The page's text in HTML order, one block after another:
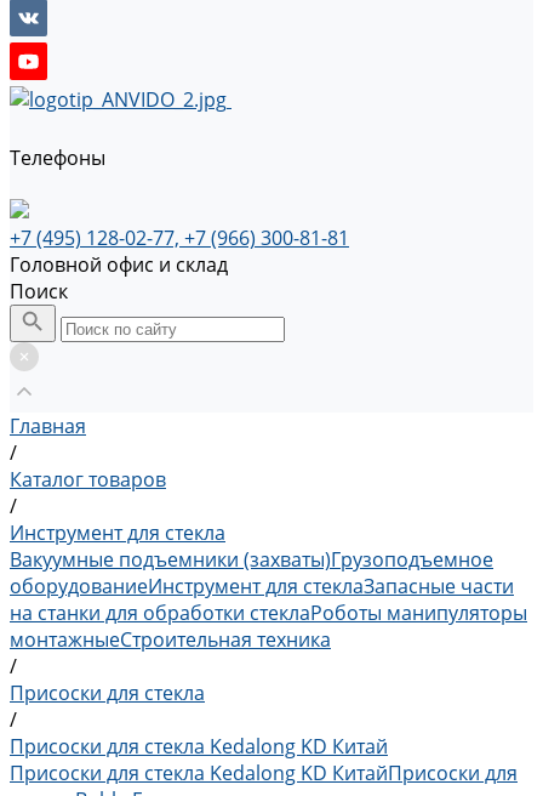
Телефоны
+7 (495) 128-02-77, +7 (966) 300-81-81
Головной офис и склад
Поиск
Главная
/
Каталог товаров
/
Инструмент для стекла
Вакуумные подъемники (захваты)Грузоподъемное
оборудованиеИнструмент для стеклаЗапасные части
на станки для обработки стеклаРоботы манипуляторы
монтажныеСтроительная техника
/
Присоски для стекла
/
Присоски для стекла Kedalong KD Китай
Присоски для стекла Kedalong KD КитайПрисоски для